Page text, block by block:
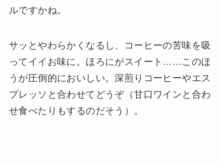
ルですかね。
サッとやわらかくなるし、コーヒーの苦味を吸
ってイイお味に。ほろにがスイート……このほ
うが圧倒的においしい。深煎りコーヒーやエス
プレッソと合わせてどうぞ（甘口ワインと合わ
せ食べたりもするのだそう）。